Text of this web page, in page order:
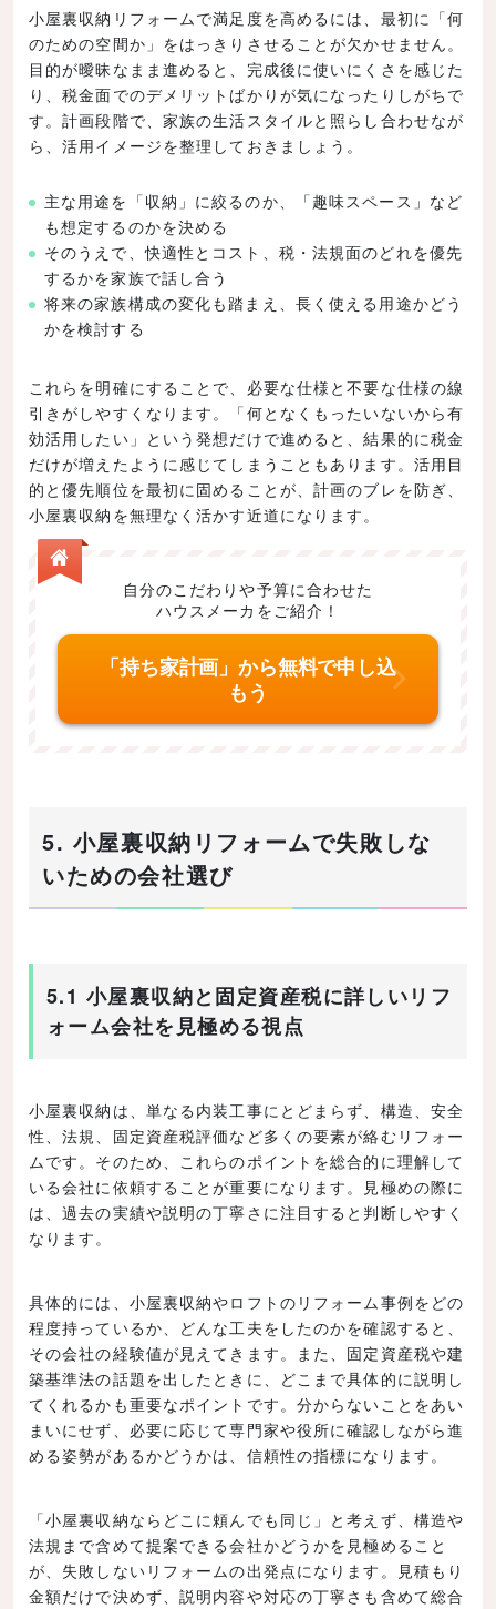
小屋裏収納リフォームで満足度を高めるには、最初に「何
のための空間か」をはっきりさせることが欠かせません。
目的が曖昧なまま進めると、完成後に使いにくさを感じた
り、税金面でのデメリットばかりが気になったりしがちで
す。計画段階で、家族の生活スタイルと照らし合わせなが
ら、活用イメージを整理しておきましょう。
主な用途を「収納」に絞るのか、「趣味スペース」など
も想定するのかを決める
そのうえで、快適性とコスト、税・法規面のどれを優先
するかを家族で話し合う
将来の家族構成の変化も踏まえ、長く使える用途かどう
かを検討する
これらを明確にすることで、必要な仕様と不要な仕様の線
引きがしやすくなります。「何となくもったいないから有
効活用したい」という発想だけで進めると、結果的に税金
だけが増えたように感じてしまうこともあります。活用目
的と優先順位を最初に固めることが、計画のブレを防ぎ、
小屋裏収納を無理なく活かす近道になります。
自分のこだわりや予算に合わせた
ハウスメーカをご紹介！
「持ち家計画」から無料で申し込
もう
5. 小屋裏収納リフォームで失敗しな
いための会社選び
5.1 小屋裏収納と固定資産税に詳しいリフ
ォーム会社を見極める視点
小屋裏収納は、単なる内装工事にとどまらず、構造、安全
性、法規、固定資産税評価など多くの要素が絡むリフォー
ムです。そのため、これらのポイントを総合的に理解して
いる会社に依頼することが重要になります。見極めの際に
は、過去の実績や説明の丁寧さに注目すると判断しやすく
なります。
具体的には、小屋裏収納やロフトのリフォーム事例をどの
程度持っているか、どんな工夫をしたのかを確認すると、
その会社の経験値が見えてきます。また、固定資産税や建
築基準法の話題を出したときに、どこまで具体的に説明し
てくれるかも重要なポイントです。分からないことをあい
まいにせず、必要に応じて専門家や役所に確認しながら進
める姿勢があるかどうかは、信頼性の指標になります。
「小屋裏収納ならどこに頼んでも同じ」と考えず、構造や
法規まで含めて提案できる会社かどうかを見極めること
が、失敗しないリフォームの出発点になります。見積もり
金額だけで決めず、説明内容や対応の丁寧さも含めて総合